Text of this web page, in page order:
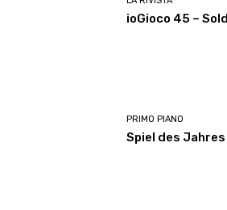
ioGioco 45 –
PRIMO PIANO
Spiel des